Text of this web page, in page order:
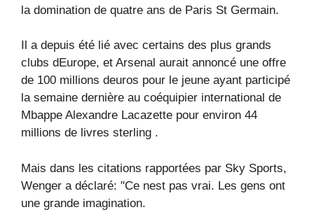
la domination de quatre ans de Paris St Germain.
Il a depuis été lié avec certains des plus grands
clubs dEurope, et Arsenal aurait annoncé une offre
de 100 millions deuros pour le jeune ayant participé
la semaine dernière au coéquipier international de
Mbappe Alexandre Lacazette pour environ 44
millions de livres sterling .
Mais dans les citations rapportées par Sky Sports,
Wenger a déclaré: "Ce nest pas vrai. Les gens ont
une grande imagination.